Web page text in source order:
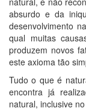
absurdo e da
desenvolvimento
qual muitas
produzem novos
este axioma tão
Tudo o que é
encontra já
natural, inclusive